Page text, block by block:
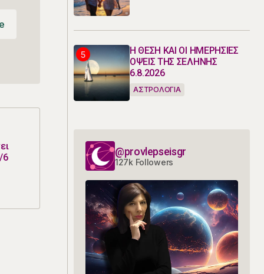
6
Η ΘΕΣΗ ΚΑΙ ΟΙ ΗΜΕΡΗΣΙΕΣ
ΟΨΕΙΣ ΤΗΣ ΣΕΛΗΝΗΣ
6.8.2026
ΑΣΤΡΟΛΟΓΙΑ
@provlepseisgr
127k Followers